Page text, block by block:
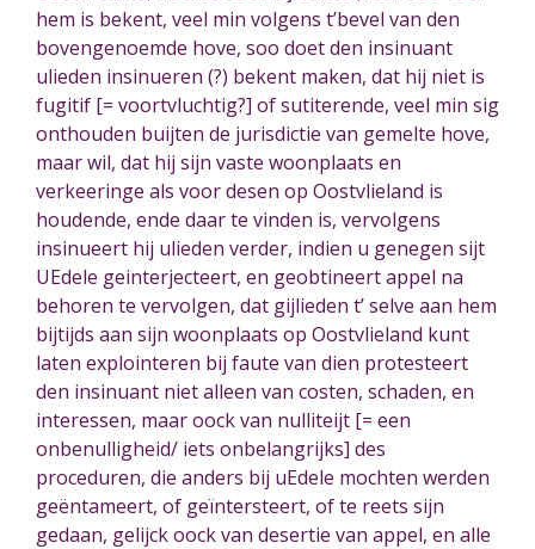
hem is bekent, veel min volgens t’bevel van den
bovengenoemde hove, soo doet den insinuant
ulieden insinueren (?) bekent maken, dat hij niet is
fugitif [= voortvluchtig?] of sutiterende, veel min sig
onthouden buijten de jurisdictie van gemelte hove,
maar wil, dat hij sijn vaste woonplaats en
verkeeringe als voor desen op Oostvlieland is
houdende, ende daar te vinden is, vervolgens
insinueert hij ulieden verder, indien u genegen sijt
UEdele geinterjecteert, en geobtineert appel na
behoren te vervolgen, dat gijlieden t’ selve aan hem
bijtijds aan sijn woonplaats op Oostvlieland kunt
laten explointeren bij faute van dien protesteert
den insinuant niet alleen van costen, schaden, en
interessen, maar oock van nulliteijt [= een
onbenulligheid/ iets onbelangrijks] des
proceduren, die anders bij uEdele mochten werden
geëntameert, of geïntersteert, of te reets sijn
gedaan, gelijck oock van desertie van appel, en alle